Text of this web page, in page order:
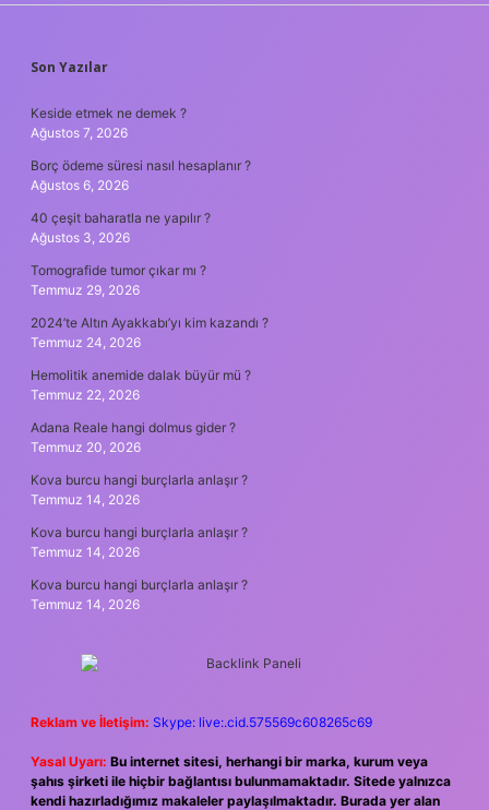
SIDEBAR
Son Yazılar
Keside etmek ne demek ?
Ağustos 7, 2026
Borç ödeme süresi nasıl hesaplanır ?
Ağustos 6, 2026
40 çeşit baharatla ne yapılır ?
Ağustos 3, 2026
Tomografide tumor çıkar mı ?
Temmuz 29, 2026
2024’te Altın Ayakkabı’yı kim kazandı ?
Temmuz 24, 2026
Hemolitik anemide dalak büyür mü ?
Temmuz 22, 2026
Adana Reale hangi dolmus gider ?
Temmuz 20, 2026
Kova burcu hangi burçlarla anlaşır ?
Temmuz 14, 2026
Kova burcu hangi burçlarla anlaşır ?
Temmuz 14, 2026
Kova burcu hangi burçlarla anlaşır ?
Temmuz 14, 2026
Reklam ve İletişim: Skype: live:.cid.575569c608265c69
Yasal Uyarı: Bu internet sitesi, herhangi bir marka, kurum veya
şahıs şirketi ile hiçbir bağlantısı bulunmamaktadır. Sitede yalnızca
kendi hazırladığımız makaleler paylaşılmaktadır. Burada yer alan